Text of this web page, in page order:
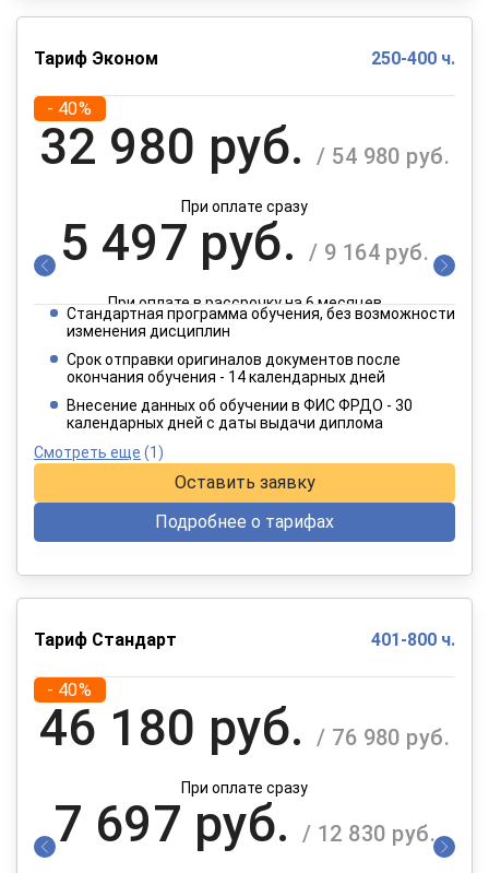
Тариф Эконом 250-400 ч.
- 40%
32 980 руб. / 54 980 руб.
При оплате сразу
5 497 руб. / 9 164 руб.
При оплате в рассрочку на 6 месяцев
2 749 руб.
При оплате в рассрочку на 12 месяцев
Стандартная программа обучения, без возможности
изменения дисциплин
Срок отправки оригиналов документов после
окончания обучения - 14 календарных дней
Внесение данных об обучении в ФИС ФРДО - 30
календарных дней с даты выдачи диплома
Смотреть еще (1)
Оставить заявку
Подробнее о тарифах
Тариф Стандарт 401-800 ч.
- 40%
46 180 руб. / 76 980 руб.
При оплате сразу
7 697 руб. / 12 830 руб.